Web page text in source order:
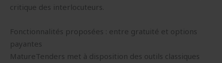
critique des interlocuteurs.
Fonctionnalités proposées : entre gratuité et options
payantes
MatureTenders met à disposition des outils classiques